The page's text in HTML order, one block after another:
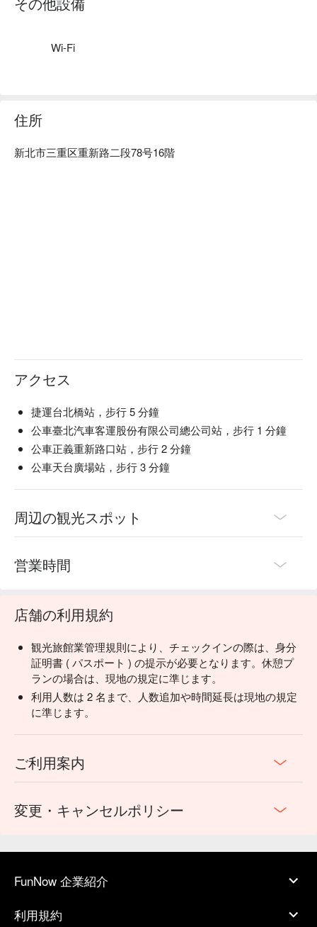
Wi-Fi
住所
新北市三重区重新路二段78号16階
アクセス
捷運台北橋站，步行 5 分鐘
公車臺北汽車客運股份有限公司總公司站，步行 1 分鐘
公車正義重新路口站，步行 2 分鐘
公車天台廣場站，步行 3 分鐘
周辺の観光スポット
営業時間
店舗の利用規約
観光旅館業管理規則により、チェックインの際は、身分
証明書 ( パスポート ) の提示が必要となります。休憩プ
ランの場合は、現地の規定に準じます。
利用人数は 2 名まで、人数追加や時間延長は現地の規定
に準じます。
ご利用案内
変更・キャンセルポリシー
FunNow 企業紹介
利用規約